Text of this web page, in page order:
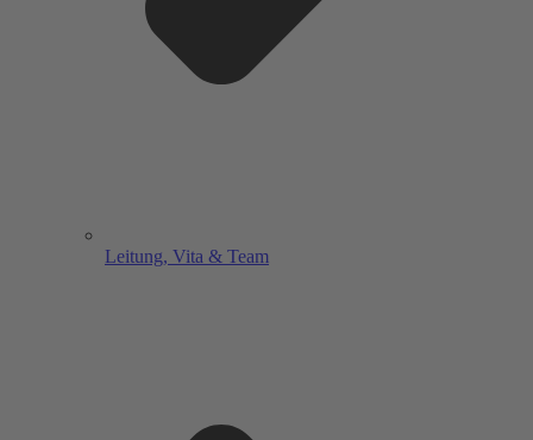
Leitung, Vita & Team